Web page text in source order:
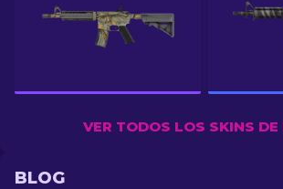
VER TODOS LOS SKINS
BLOG